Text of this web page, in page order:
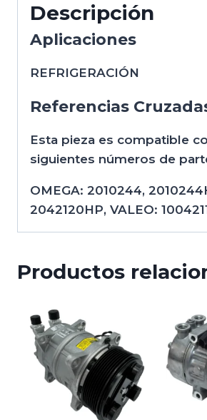
Descripción
Aplicaciones
REFRIGERACIÓN
Referencias
Esta pieza es compatible
siguientes números de
OMEGA: 2010244,
2042120HP, VALEO:
Productos